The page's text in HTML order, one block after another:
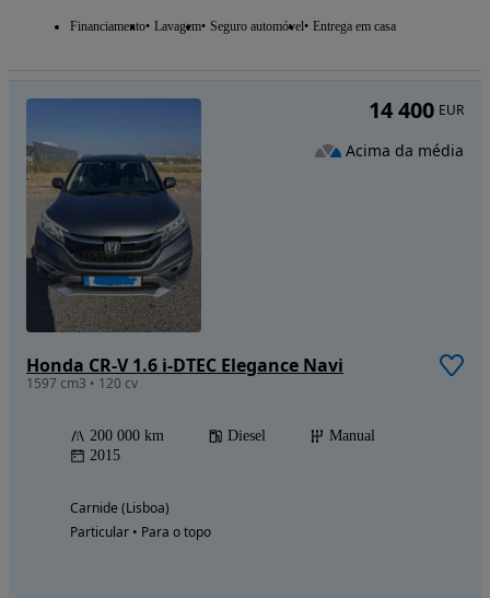
Financiamento Lavagem Seguro automóvel Entrega em casa
Honda CR-V 1.6 i-DTEC Elegance Navi
1597 cm3 • 120 cv
200 000 km Diesel
Manual
2015
Carnide (Lisboa)
Particular • Para o topo
14 400 EUR
Acima da média